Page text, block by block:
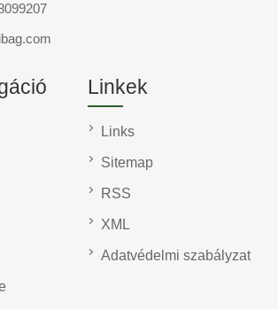
Linkek
Links
Sitemap
RSS
XML
Adatvédelmi szabályzat